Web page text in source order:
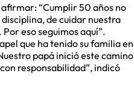
“Cumplir 50 años no
de cuidar nuestra
eso seguimos aquí”.
que ha tenido su familia en
papá inició este camino
responsabilidad”, indicó